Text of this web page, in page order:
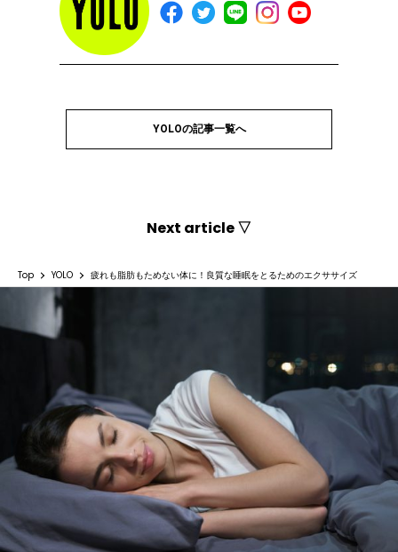
YOLOの記事一覧へ
Next article ▽
Top YOLO 疲れも脂肪もためない体に！良質な睡眠をとるためのエクササイズ